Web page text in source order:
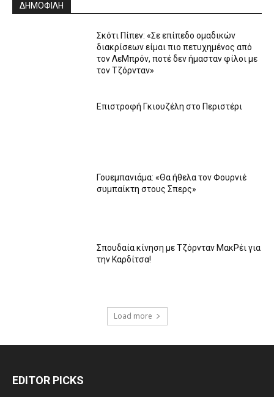
ΔΗΜΟΦΙΛΗ
Σκότι Πίπεν: «Σε επίπεδο ομαδικών
διακρίσεων είμαι πιο πετυχημένος από
τον ΛεΜπρόν, ποτέ δεν ήμασταν φίλοι με
τον Τζόρνταν»
Επιστροφή Γκιουζέλη στο Περιστέρι
Γουεμπανιάμα: «Θα ήθελα τον Φουρνιέ
συμπαίκτη στους Σπερς»
Σπουδαία κίνηση με Τζόρνταν ΜακΡέι για
την Καρδίτσα!
Load more
EDITOR PICKS